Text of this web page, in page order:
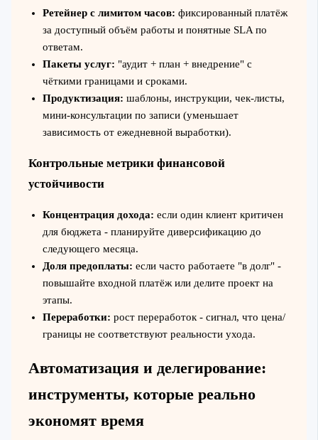
Ретейнер с лимитом часов: фиксированный платёж
за доступный объём работы и понятные SLA по
ответам.
Пакеты услуг: "аудит + план + внедрение" с
чёткими границами и сроками.
Продуктизация: шаблоны, инструкции, чек‑листы,
мини‑консультации по записи (уменьшает
зависимость от ежедневной выработки).
Контрольные метрики финансовой
устойчивости
Концентрация дохода: если один клиент критичен
для бюджета - планируйте диверсификацию до
следующего месяца.
Доля предоплаты: если часто работаете "в долг" -
повышайте входной платёж или делите проект на
этапы.
Переработки: рост переработок - сигнал, что цена/
границы не соответствуют реальности ухода.
Автоматизация и делегирование:
инструменты, которые реально
экономят время